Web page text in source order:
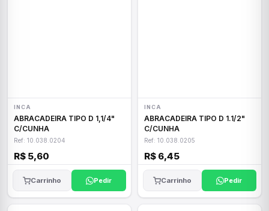
INCA
ABRACADEIRA TIPO D 1,1/4"
C/CUNHA
Ref: 10.038.0204
R$ 5,60
Carrinho Pedir
INCA
ABRACADEIRA TIPO D 1.1/2"
C/CUNHA
Ref: 10.038.0205
R$ 6,45
Carrinho Pedir